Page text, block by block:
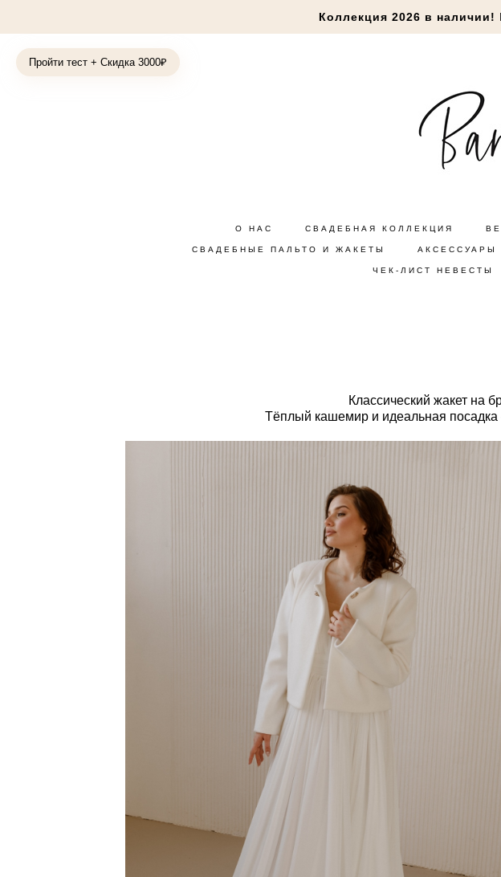
Пройти тест + Скидка 3000₽
Коллекция 2026 в наличии!
О НАС СВАДЕБНАЯ КОЛЛЕКЦИЯ
СВАДЕБНЫЕ ПАЛЬТО И ЖАКЕТЫ АКСЕССУАРЫ
ЧЕК-ЛИСТ НЕВЕСТЫ
Классический жакет на
Тёплый кашемир и идеальная посадка